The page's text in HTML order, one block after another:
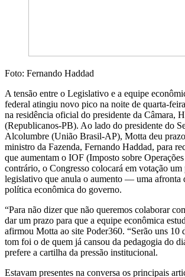
Foto: Fernando Haddad
A tensão entre o Legislativo e a equipe
federal atingiu novo pico na noite de quarta-
na residência oficial do presidente da Câmara,
(Republicanos-PB). Ao lado do presidente do
Alcolumbre (União Brasil-AP), Motta deu
ministro da Fazenda, Fernando Haddad, para
que aumentam o IOF (Imposto sobre
contrário, o Congresso colocará em votação um
legislativo que anula o aumento — uma afronta
política econômica do governo.
“Para não dizer que não queremos colaborar
dar um prazo para que a equipe econômica
afirmou Motta ao site Poder360. “Serão uns 10
tom foi o de quem já cansou da pedagogia do
prefere a cartilha da pressão institucional.
Estavam presentes na conversa os principais